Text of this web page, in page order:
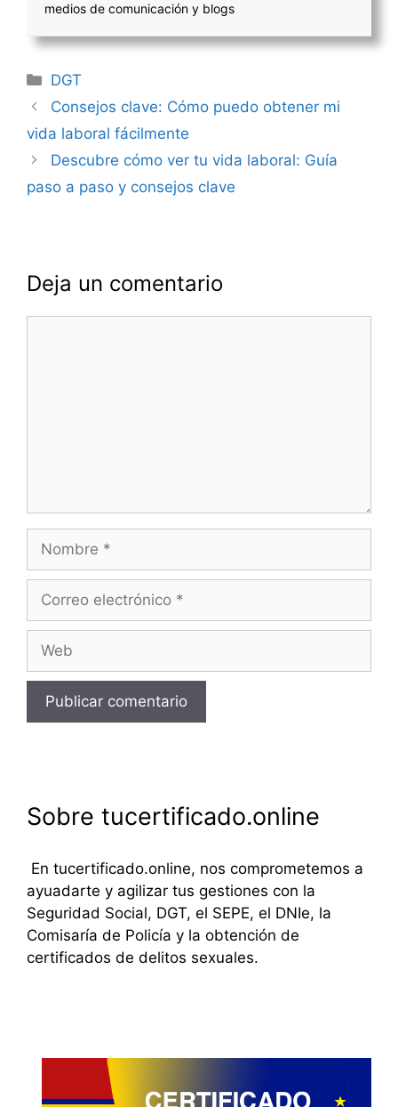
medios de comunicación y blogs
Categorías
DGT
Navegación
de
Consejos clave: Cómo puedo obtener mi
vida laboral fácilmente
Descubre cómo ver tu vida laboral: Guía
paso a paso y consejos clave
Deja un comentario
Nombre
Correo
Web
Sobre tucertificado.online
En tucertificado.online, nos comprometemos a
ayuadarte y agilizar tus gestiones con la
Seguridad Social, DGT, el SEPE, el DNIe, la
Comisaría de Policía y la obtención de
certificados de delitos sexuales.